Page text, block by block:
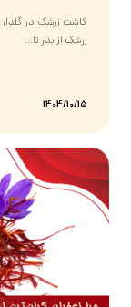
کاشت زرشک در
زرشک از بذر تا...
1404/10/15